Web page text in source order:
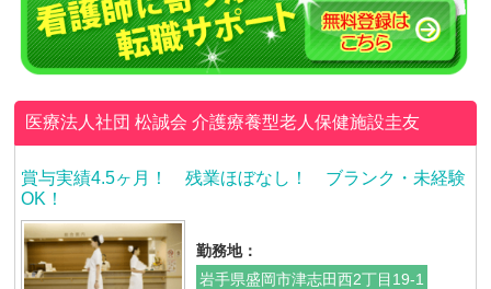
医療法人社団 松誠会介護療養型老人保健施設圭友
賞与実績4.5ヶ月！ 残業ほぼなし！ ブランク・未経験
OK！
勤務地：
岩手県盛岡市津志田西2丁目19-1